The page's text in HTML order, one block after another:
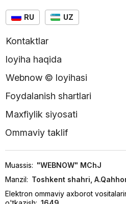
RU UZ
Kontaktlar
loyiha haqida
Webnow © loyihasi
Foydalanish shartlari
Maxfiylik siyosati
Ommaviy taklif
Muassis: "WEBNOW" MChJ
Manzil: Toshkent shahri,
Elektron ommaviy axborot